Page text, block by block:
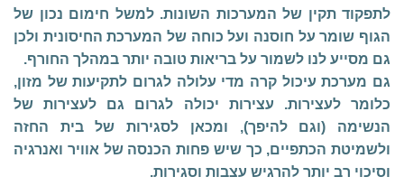
לתפקוד תקין של המערכות השונות. למשל חימום נכון של
הגוף שומר על חוסנה ועל כוחה של המערכת החיסונית ולכן
גם מסייע לנו לשמור על בריאות טובה יותר במהלך החורף.
גם מערכת עיכול קרה מדי עלולה לגרום לתקיעות של מזון,
כלומר לעצירות. עצירות יכולה לגרום גם לעצירות של
הנשימה (וגם להיפך), ומכאן לסגירות של בית החזה
ולשמיטת הכתפיים, כך שיש פחות הכנסה של אוויר ואנרגיה
וסיכוי רב יותר להרגיש עצבות וסגירות.